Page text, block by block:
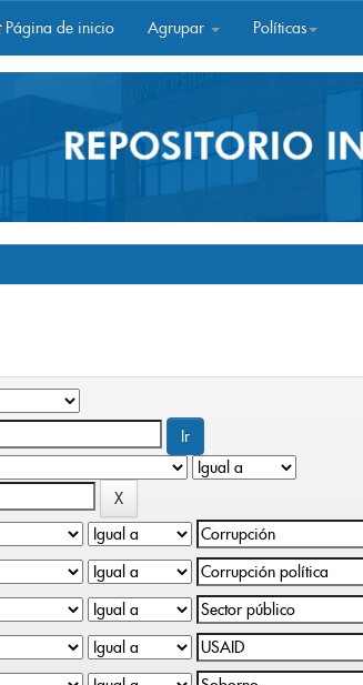
Página de inicio Agrupar Políticas